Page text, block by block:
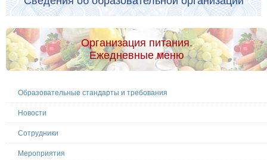
Организация питания.
Ежедневные меню
Образовательные стандарты и требования
Новости
Сотрудники
Мероприятия